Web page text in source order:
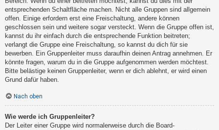
entsprechenden Schaltfläche machen. Nicht alle Gruppen sind allgemein
offen. Einige erfordern erst eine Freischaltung, andere können
geschlossen sein und weitere sogar versteckt. Wenn die Gruppe offen ist,
kannst du ihr einfach durch die entsprechende Funktion beitreten;
verlangt die Gruppe eine Freischaltung, so kannst du dich für sie
bewerben. Ein Gruppenleiter muss daraufhin deinen Antrag annehmen. Er
könnte fragen, warum du in die Gruppe aufgenommen werden möchtest.
Bitte belästige keinen Gruppenleiter, wenn er dich ablehnt, er wird einen
Grund dafür haben.
Nach oben
Wie werde ich Gruppenleiter?
Der Leiter einer Gruppe wird normalerweise durch die Board-